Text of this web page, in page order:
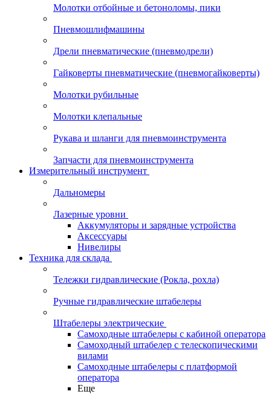
Молотки отбойные и бетоноломы, пики
Пневмошлифмашины
Дрели пневматические (пневмодрели)
Гайковерты пневматические (пневмогайковерты)
Молотки рубильные
Молотки клепальные
Рукава и шланги для пневмоинструмента
Запчасти для пневмоинструмента
Измерительный инструмент
Дальномеры
Лазерные уровни
Аккумуляторы и зарядные устройства
Аксессуары
Нивелиры
Техника для склада
Тележки гидравлические (Рокла, рохла)
Ручные гидравлические штабелеры
Штабелеры электрические
Самоходные штабелеры с кабиной оператора
Самоходный штабелер с телескопическими
вилами
Самоходные штабелеры с платформой
оператора
Еще